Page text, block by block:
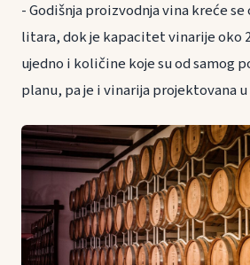
- Godišnja proizvodnja vina kreće se
litara, dok je kapacitet vinarije oko
ujedno i količine koje su od samog
planu, pa je i vinarija projektovana